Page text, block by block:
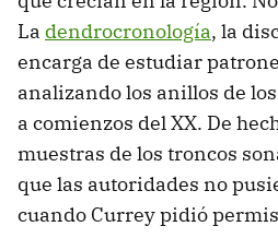
La dendrocronología, la
encarga de estudiar
analizando los anillos de
a comienzos del XX. De
muestras de los troncos
que las autoridades no
cuando Currey pidió